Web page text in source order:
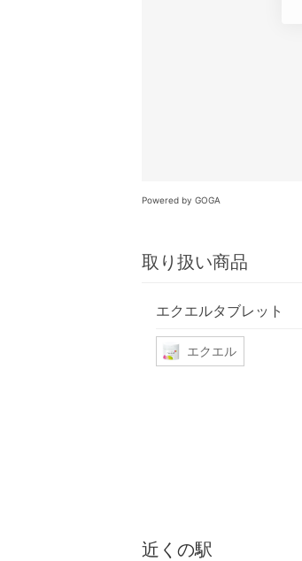
Powered by GOGA
取り扱い商品
エクエルタブレット
エクエル
近くの駅